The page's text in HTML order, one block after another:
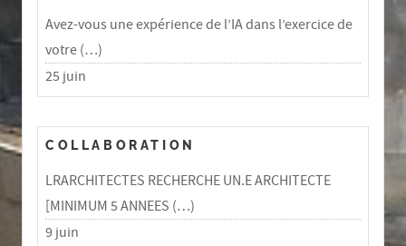
Avez-vous une expérience de l’IA dans l’exercice de
votre (…)
25 juin
COLLABORATION
LRARCHITECTES RECHERCHE UN.E ARCHITECTE
[MINIMUM 5 ANNEES (…)
9 juin